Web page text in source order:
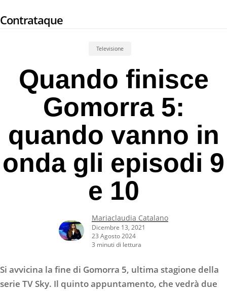
to
Contrataque
Televisione
Quando finisce
Gomorra 5:
quando vanno in
onda gli episodi 9
e 10
Mariaclaudia Catalano
Dicembre 13, 2021
23 Agosto 2024
3 minuti di lettura
Si avvicina la fine di Gomorra 5, ultima stagione della
serie TV Sky. Il quinto appuntamento, che vedrà due